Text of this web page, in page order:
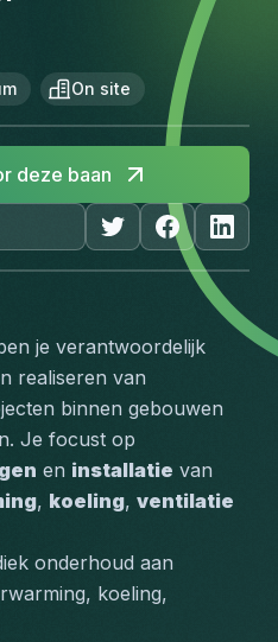
On site
deze baan
je verantwoordelijk
realiseren van
binnen gebouwen
en installatie van
, koeling, ventilatie
onderhoud aan
koeling,